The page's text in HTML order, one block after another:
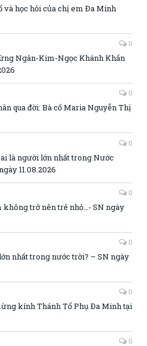
và học hỏi của chị em Đa Minh
0
Ngân-Kim-Ngọc Khánh Khấn
0
qua đời: Bà cố Maria Nguyễn Thị
0
là người lớn nhất trong Nước
11.08.2026
0
không trở nên trẻ nhỏ…- SN ngày
0
nhất trong nước trời? – SN ngày
0
kính Thánh Tổ Phụ Đa Minh tại
0